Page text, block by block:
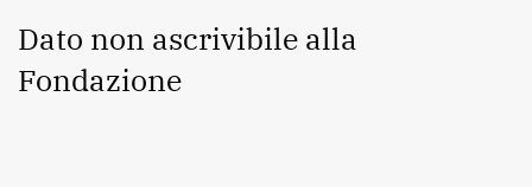
Dato non ascrivibile alla
Fondazione